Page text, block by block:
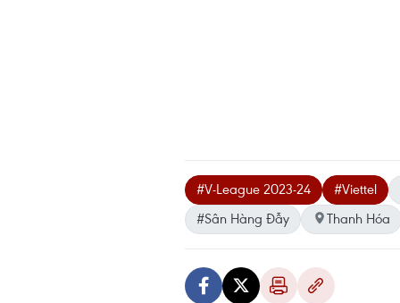
#V-League 2023-24 #Viettel
#Sân Hàng Đẫy
Thanh Hóa